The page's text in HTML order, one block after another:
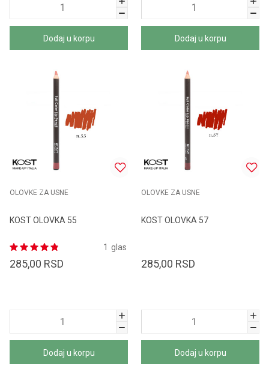
Dodaj u korpu Dodaj u korpu
OLOVKE ZA USNE
KOST OLOVKA 55
glas
1
285,00 RSD
Dodaj u korpu
OLOVKE ZA USNE
KOST OLOVKA 57
285,00 RSD
Dodaj u korpu